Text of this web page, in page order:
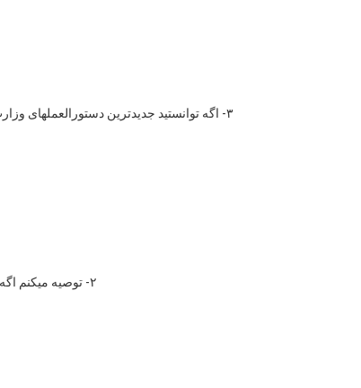
۳- اگه توانستید جدیدترین دستورالعملهای
۲- توصیه میکنم اگه وقتتون کم هست ۴ جلد خسرو رفاهی رو بخونید. توجه کنید که همزمان نمیشه ۳ جلد حسین حاتمی و ۴ جلد خسرو رفاهی خواند. چون وقت کم میارید.